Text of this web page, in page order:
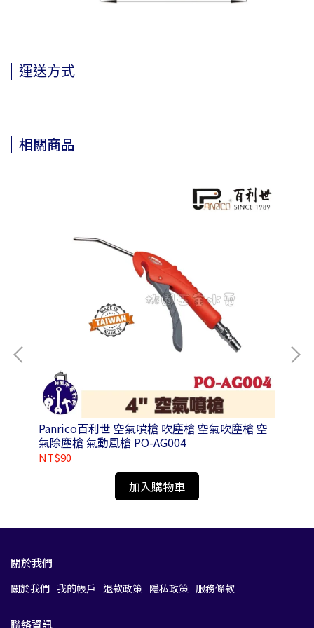
運送方式
相關商品
Panrico百利世 空氣噴槍 吹塵槍 空氣吹塵槍 空
氣除塵槍 氣動風槍 PO-AG004
NT$90
加入購物車
關於我們
關於我們 我的帳戶 退款政策 隱私政策 服務條款
聯絡資訊